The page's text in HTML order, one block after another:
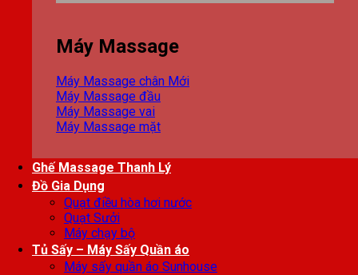
Máy Massage
Máy Massage chân
Máy Massage đầu
Máy Massage vai
Máy Massage mặt
Ghế Massage Thanh Lý
Đồ Gia Dụng
Quạt điều hòa hơi nước
Quạt Sưởi
Máy chạy bộ
Tủ Sấy – Máy Sấy Quần áo
Máy sấy quần áo Sunhouse